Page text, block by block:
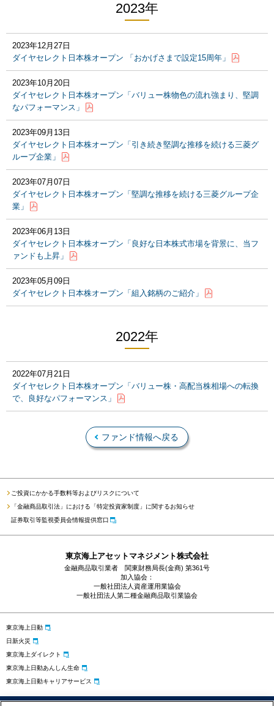
2023年
2023年12月27日
ダイヤセレクト日本株オープン 「おかげさまで設定15周年」
2023年10月20日
ダイヤセレクト日本株オープン「バリュー株物色の流れ強まり、堅調
なパフォーマンス」
2023年09月13日
ダイヤセレクト日本株オープン「引き続き堅調な推移を続ける三菱グ
ループ企業」
2023年07月07日
ダイヤセレクト日本株オープン「堅調な推移を続ける三菱グループ企
業」
2023年06月13日
ダイヤセレクト日本株オープン「良好な日本株式市場を背景に、当フ
ァンドも上昇」
2023年05月09日
ダイヤセレクト日本株オープン「組入銘柄のご紹介」
2022年
2022年07月21日
ダイヤセレクト日本株オープン「バリュー株・高配当株相場への転換
で、良好なパフォーマンス」
ファンド情報へ戻る
ご投資にかかる手数料等およびリスクについて
「金融商品取引法」における「特定投資家制度」に関するお知らせ
証券取引等監視委員会情報提供窓口
東京海上アセットマネジメント株式会社
金融商品取引業者 関東財務局長(金商) 第361号
加入協会：
一般社団法人資産運用業協会
一般社団法人第二種金融商品取引業協会
東京海上日動
日新火災
東京海上ダイレクト
東京海上日動あんしん生命
東京海上日動キャリアサービス